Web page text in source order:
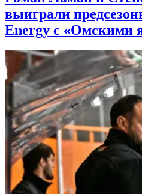
выиграли
Energy с «Омскими